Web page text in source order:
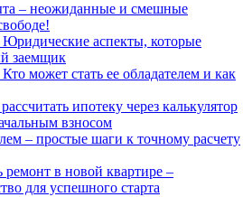
– неожиданные и смешные
Юридические аспекты, которые
заемщик
может стать ее обладателем и как
ипотеку через калькулятор
взносом
– простые шаги к точному расчету
ремонт в новой квартире –
для успешного старта